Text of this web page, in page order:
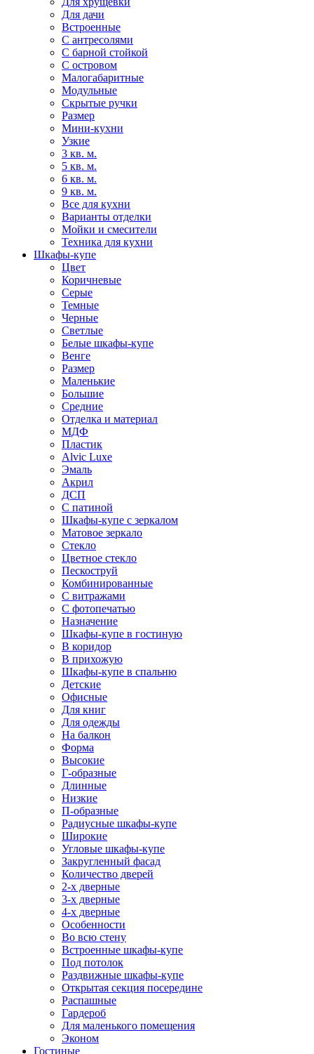
Для дачи
Встроенные
С антресолями
С барной стойкой
С островом
Малогабаритные
Модульные
Скрытые ручки
Размер
Мини-кухни
Узкие
3 кв. м.
5 кв. м.
6 кв. м.
9 кв. м.
Все для кухни
Варианты отделки
Мойки и смесители
Техника для кухни
Шкафы-купе
Цвет
Коричневые
Серые
Темные
Черные
Светлые
Белые шкафы-купе
Венге
Размер
Маленькие
Большие
Средние
Отделка и материал
МДФ
Пластик
Alvic Luxe
Эмаль
Акрил
ДСП
С патиной
Шкафы-купе с зеркалом
Матовое зеркало
Стекло
Цветное стекло
Пескоструй
Комбинированные
С витражами
С фотопечатью
Назначение
Шкафы-купе в гостиную
В коридор
В прихожую
Шкафы-купе в спальню
Детские
Офисные
Для книг
Для одежды
На балкон
Форма
Высокие
Г-образные
Длинные
Низкие
П-образные
Радиусные шкафы-купе
Широкие
Угловые шкафы-купе
Закругленный фасад
Количество дверей
2-х дверные
3-х дверные
4-х дверные
Особенности
Во всю стену
Встроенные шкафы-купе
Под потолок
Раздвижные шкафы-купе
Открытая секция посередине
Распашные
Гардероб
Для маленького помещения
Эконом
Гостиные